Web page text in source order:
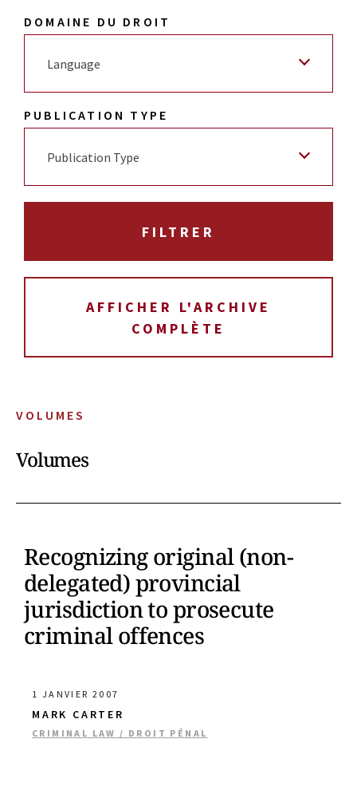
VOLUMES
Volumes
Recognizing original (non-
delegated) provincial
jurisdiction to prosecute
criminal offences
1 JANVIER 2007
MARK CARTER
CRIMINAL LAW / DROIT PÉNAL
DOMAINE DU DROIT
Language
PUBLICATION TYPE
Publication Type
AFFICHER L'ARCHIVE
COMPLÈTE